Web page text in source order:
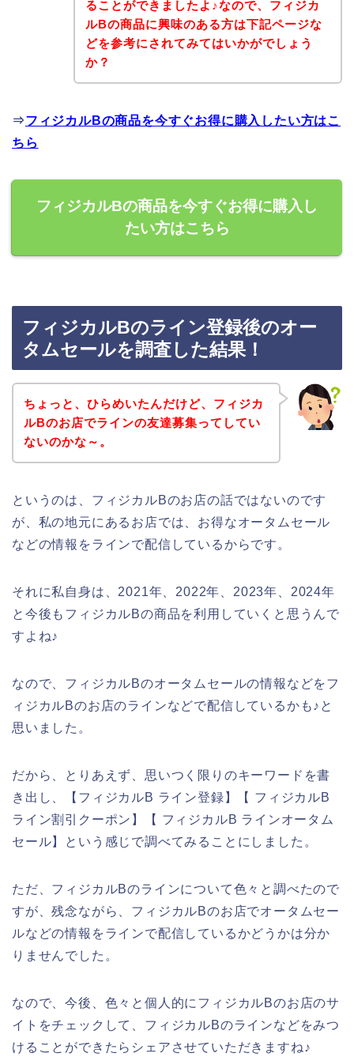
ることができましたよ♪なので、フィジカ
ルBの商品に興味のある方は下記ページな
どを参考にされてみてはいかがでしょう
か？
⇒フィジカルBの商品を今すぐお得に購入したい方はこ
ちら
フィジカルBの商品を今すぐお得に購入し
たい方はこちら
フィジカルBのライン登録後のオー
タムセールを調査した結果！
ちょっと、ひらめいたんだけど、フィジカ
ルBのお店でラインの友達募集ってしてい
ないのかな～。
というのは、フィジカルBのお店の話ではないのです
が、私の地元にあるお店では、お得なオータムセール
などの情報をラインで配信しているからです。
それに私自身は、2021年、2022年、2023年、2024年
と今後もフィジカルBの商品を利用していくと思うんで
すよね♪
なので、フィジカルBのオータムセールの情報などをフ
ィジカルBのお店のラインなどで配信しているかも♪と
思いました。
だから、とりあえず、思いつく限りのキーワードを書
き出し、【フィジカルB ライン登録】【 フィジカルB
ライン割引クーポン】【 フィジカルB ラインオータム
セール】という感じで調べてみることにしました。
ただ、フィジカルBのラインについて色々と調べたので
すが、残念ながら、フィジカルBのお店でオータムセー
ルなどの情報をラインで配信しているかどうかは分か
りませんでした。
なので、今後、色々と個人的にフィジカルBのお店のサ
イトをチェックして、フィジカルBのラインなどをみつ
けることができたらシェアさせていただきますね♪